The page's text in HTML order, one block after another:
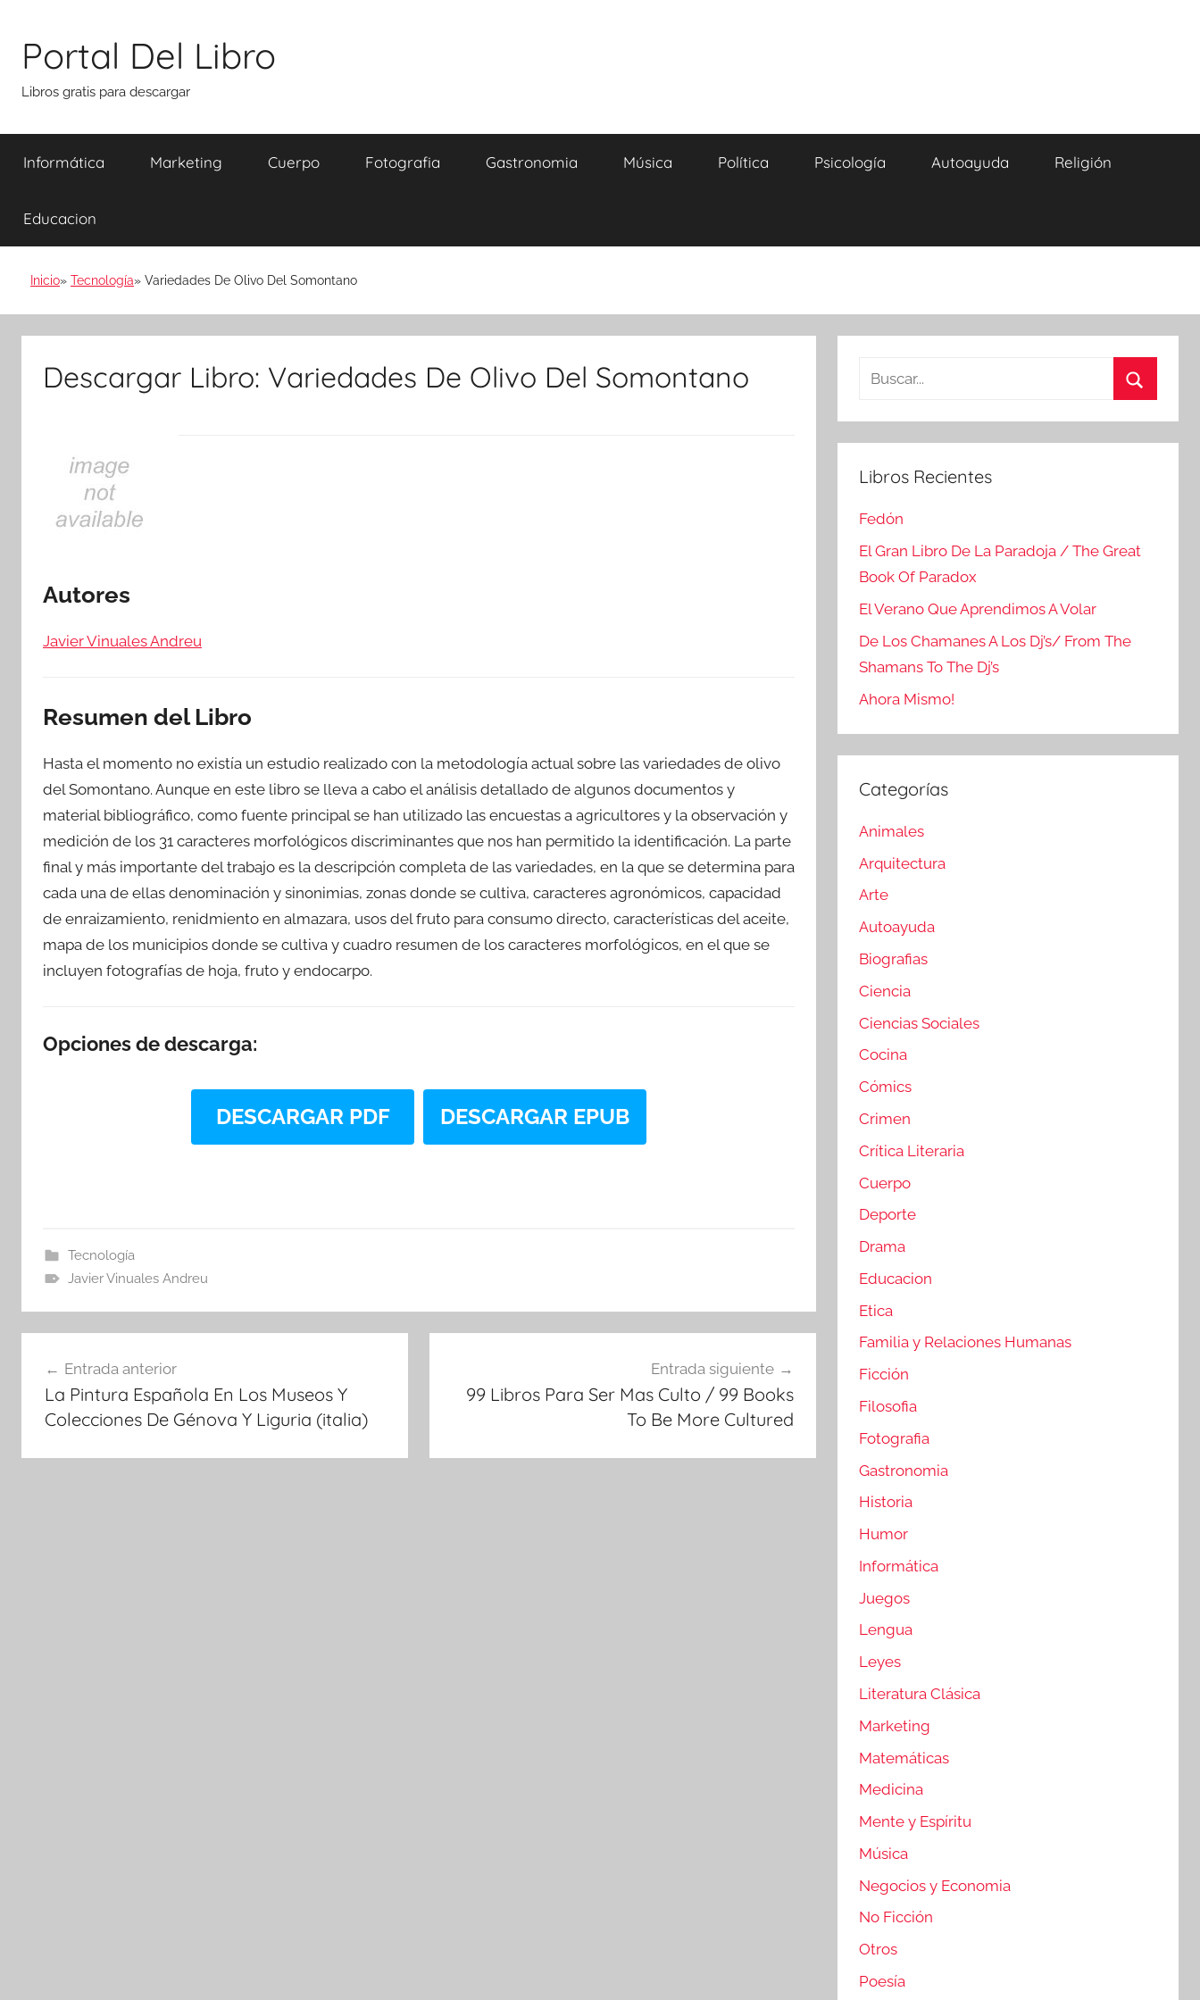
contenido
Portal Del Libro
Libros gratis para descargar
Informática Marketing Cuerpo Fotografia Gastronomia Música Política Psicología Autoayuda Religión
Educacion
Inicio Tecnología Variedades De Olivo Del Somontano
Descargar Libro: Variedades De Olivo Del Somontano
Autores
Javier Vinuales Andreu
Resumen del Libro
Hasta el momento no existía un estudio realizado con la metodología actual sobre las variedades de olivo
del Somontano. Aunque en este libro se lleva a cabo el análisis detallado de algunos documentos y
material bibliográfico, como fuente principal se han utilizado las encuestas a agricultores y la observación y
medición de los 31 caracteres morfológicos discriminantes que nos han permitido la identificación. La parte
final y más importante del trabajo es la descripción completa de las variedades, en la que se determina para
cada una de ellas denominación y sinonimias, zonas donde se cultiva, caracteres agronómicos, capacidad
de enraizamiento, renidmiento en almazara, usos del fruto para consumo directo, características del aceite,
mapa de los municipios donde se cultiva y cuadro resumen de los caracteres morfológicos, en el que se
incluyen fotografías de hoja, fruto y endocarpo.
Opciones de descarga:
DESCARGAR PDF DESCARGAR EPUB
Tecnología
Javier Vinuales Andreu
de
entradas
Entrada anterior
La Pintura Española En Los Museos Y
Colecciones De Génova Y Liguria (italia)
Entrada siguiente
99 Libros Para Ser Mas Culto / 99 Books
To Be More Cultured
Buscar:
Libros Recientes
Fedón
El Gran Libro De La Paradoja / The Great
Book Of Paradox
El Verano Que Aprendimos A Volar
De Los Chamanes A Los Dj’s/ From The
Shamans To The Dj’s
Ahora Mismo!
Categorías
Animales
Arquitectura
Arte
Autoayuda
Biografias
Ciencia
Ciencias Sociales
Cocina
Cómics
Crimen
Crítica Literaria
Cuerpo
Deporte
Drama
Educacion
Etica
Familia y Relaciones Humanas
Ficción
Filosofia
Fotografia
Gastronomia
Historia
Humor
Informática
Juegos
Lengua
Leyes
Literatura Clásica
Marketing
Matemáticas
Medicina
Mente y Espíritu
Música
Negocios y Economia
No Ficción
Otros
Poesía